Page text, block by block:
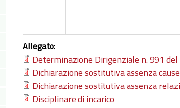
Allegato:
Determinazione Dirigenziale n. 991
Dichiarazione sostitutiva assenza
Dichiarazione sostitutiva assenza
Disciplinare di incarico